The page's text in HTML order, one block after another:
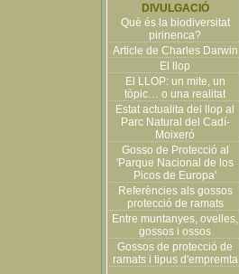
DIVULGACIÓ
Què és la biodiversitat
pirinenca?
Article de Charles Darwin
El llop
El LLOP: un mite, un
tòpic… o una realitat
Estat actualita del llop al
Parc Natural del Cadí-
Moixeró
Gosso de Protecció al
'Parque Nacional de los
Picos de Europa'
Referències als gossos
protecció de ramats
Entre muntanyes, ovelles,
gossos i ossos
Gossos de protecció de
ramats i tipus d'empremta